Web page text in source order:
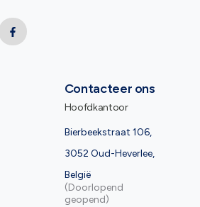
Contacteer ons
Hoofdkantoor
Bierbeekstraat 106,
3052 Oud-Heverlee,
België
(Doorlopend
geopend)